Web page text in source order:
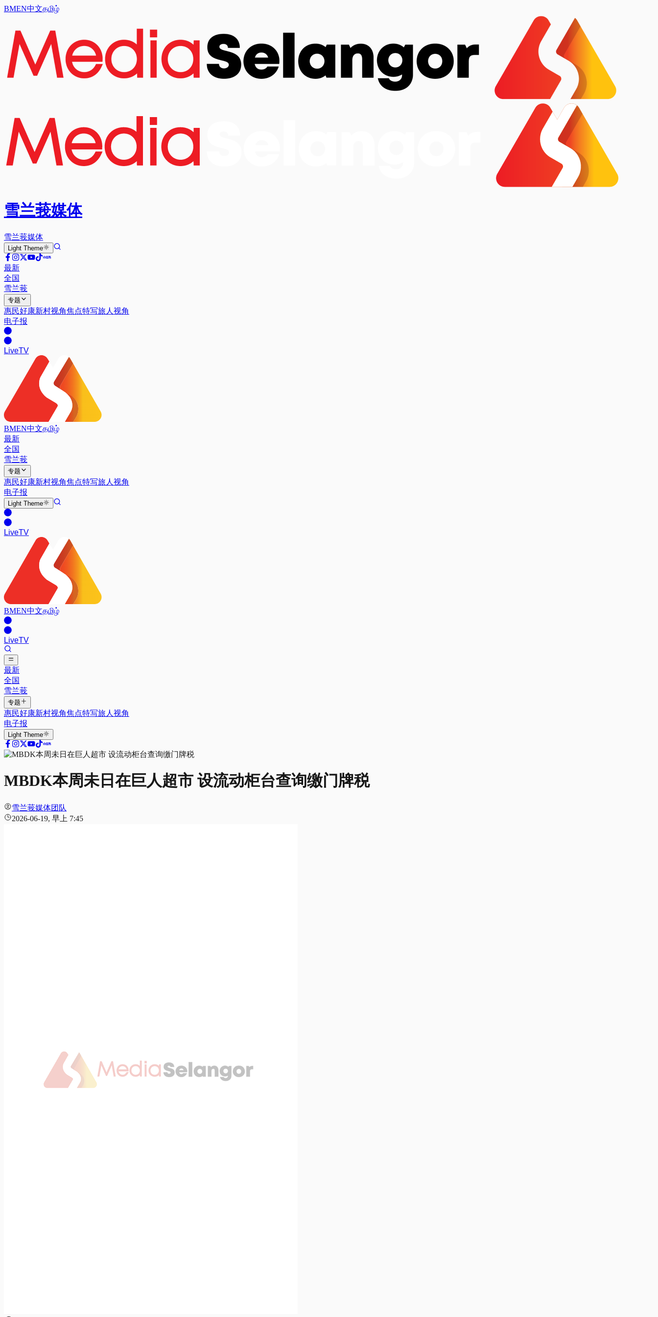
BMEN中文தமிழ்
雪兰莪媒体
雪兰莪媒体
Light Theme
最新
全国
雪兰莪
专题
惠民好康新村视角焦点特写旅人视角
电子报
LiveTV
BMEN中文தமிழ்
最新
全国
雪兰莪
专题
惠民好康新村视角焦点特写旅人视角
电子报
Light Theme
LiveTV
BMEN中文தமிழ்
LiveTV
最新
全国
雪兰莪
专题
惠民好康新村视角焦点特写旅人视角
电子报
Light Theme
MBDK本周未日在巨人超市 设流动柜台查询缴门牌税
雪兰莪媒体团队
2026-06-19, 早上 7:45